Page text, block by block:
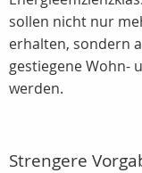
sollen nicht nur
erhalten, sondern
gestiegene Wohn-
werden.
Strengere